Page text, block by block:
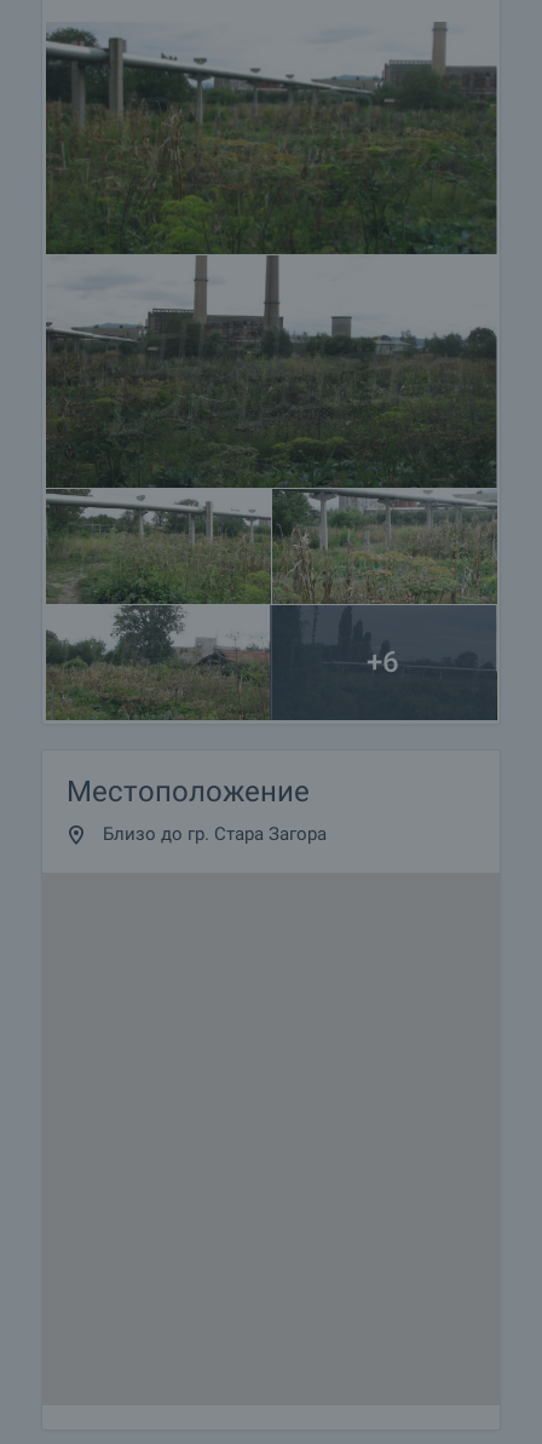
+6
Местоположение
Близо до гр. Стара Загора